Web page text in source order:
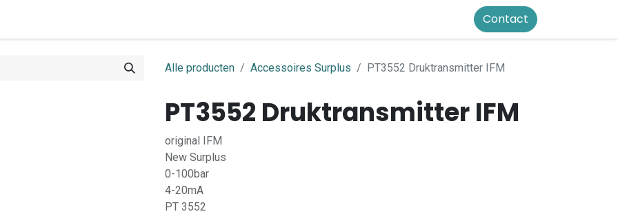
Contact
Alle producten Accessoires Surplus PT3552 Druktransmitter IFM
PT3552 Druktransmitter IFM
original IFM
New Surplus
0-100bar
4-20mA
PT 3552